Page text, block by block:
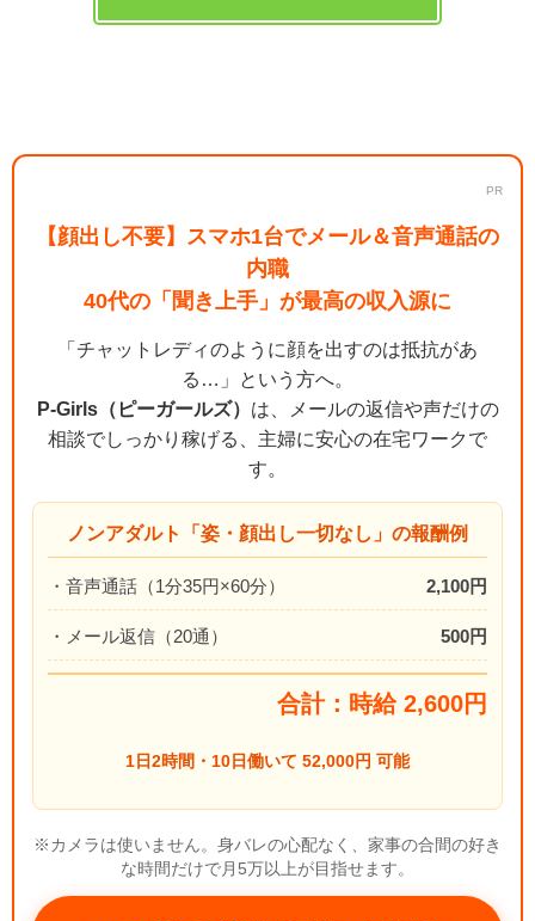
PR
【顔出し不要】スマホ1台でメール＆音声通話の
内職
40代の「聞き上手」が最高の収入源に
「チャットレディのように顔を出すのは抵抗があ
る…」という方へ。
P-Girls（ピーガールズ） は、メールの返信や声だけの
相談でしっかり稼げる、主婦に安心の在宅ワークで
す。
ノンアダルト「姿・顔出し一切なし」の報酬例
・音声通話（1分35円×60分） 2,100円
・メール返信（20通） 500円
合計：時給 2,600円
1日2時間・10日働いて 52,000円 可能
※カメラは使いません。身バレの心配なく、家事の合間の好き
な時間だけで月5万以上が目指せます。